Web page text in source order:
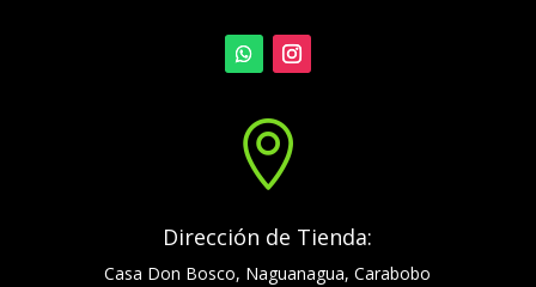

Dirección de Tienda:
Casa Don Bosco, Naguanagua, Carabobo